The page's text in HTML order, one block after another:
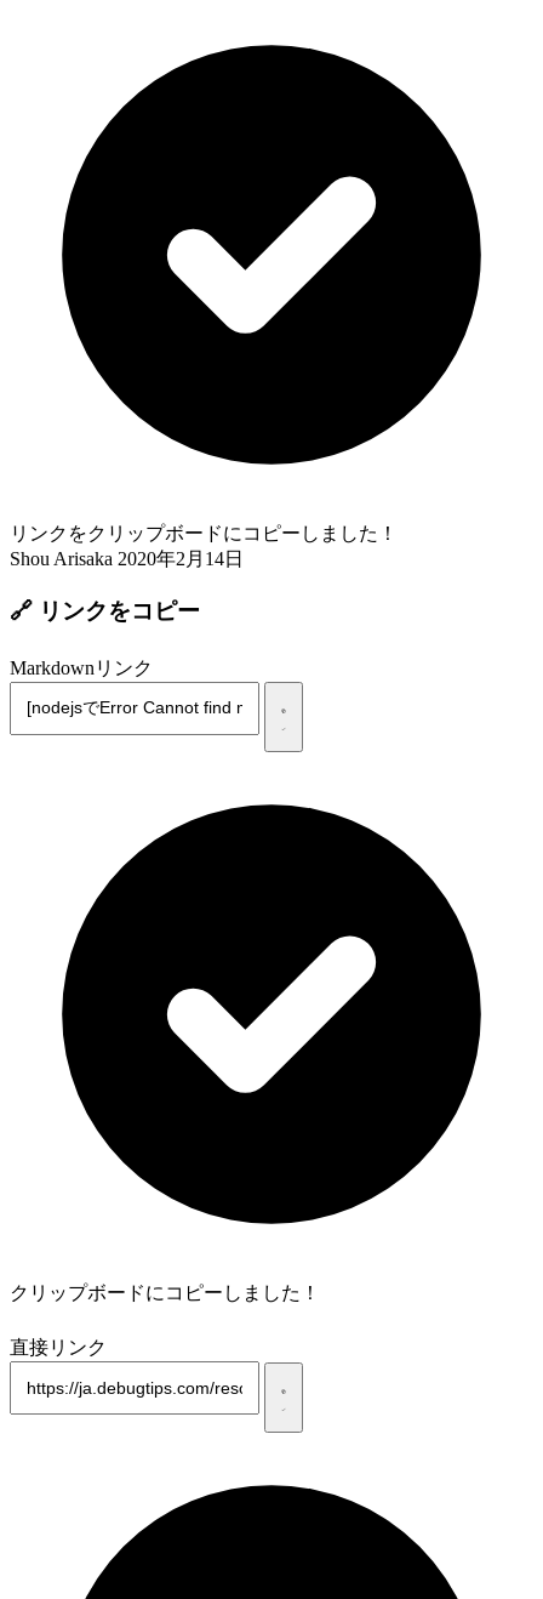
リンクをクリップボードにコピーしました！
Shou Arisaka 2020年2月14日
🔗 リンクをコピー
Markdownリンク
クリップボードにコピーしました！
直接リンク